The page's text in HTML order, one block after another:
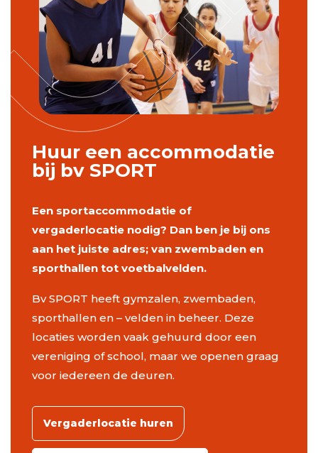
Huur een accommodatie
bij bv SPORT
Een sportaccommodatie of
vergaderlocatie nodig? Dan ben je bij ons
aan het juiste adres; van zwembaden en
sporthallen tot voetbalvelden.
Bv SPORT heeft gymzalen, zwembaden,
sporthallen en – velden in beheer. Deze
locaties worden vaak gehuurd door een
vereniging of school, maar we openen graag
voor iedereen de deuren.
Vergaderlocatie huren